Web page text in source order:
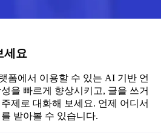
세요
폼에서 이용할 수 있는 AI 기반 언
을 빠르게 향상시키고, 글을 쓰거
제로 대화해 보세요. 언제 어디서
받아볼 수 있습니다.